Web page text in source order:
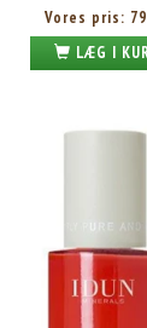
Vores pris:
LÆG I